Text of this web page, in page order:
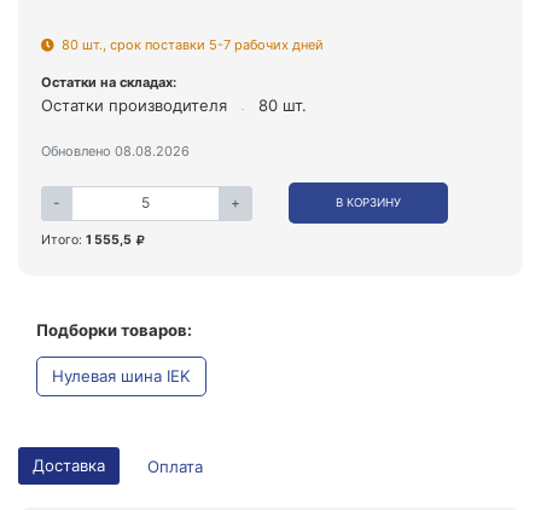
80 шт., срок поставки 5-7 рабочих дней
Остатки на складах:
Остатки производителя 80 шт.
Обновлено 08.08.2026
- + В КОРЗИНУ
Итого: 1 555,5
Подборки товаров:
Нулевая шина IEK
Доставка Оплата